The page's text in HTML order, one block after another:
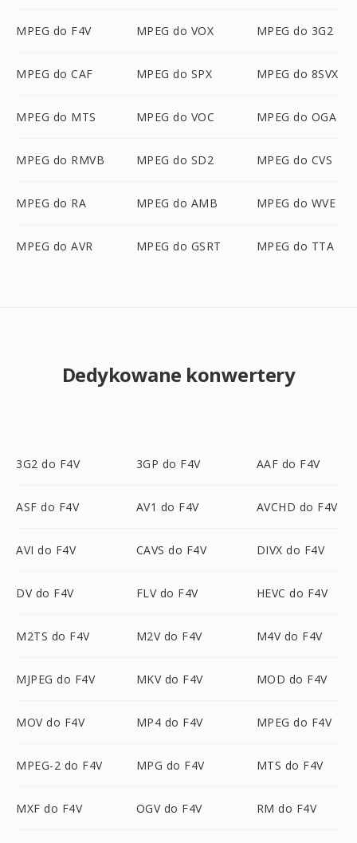
MPEG do F4V MPEG do VOX MPEG do 3G2
MPEG do CAF MPEG do SPX MPEG do 8SVX
MPEG do MTS MPEG do VOC MPEG do OGA
MPEG do RMVB MPEG do SD2 MPEG do CVS
MPEG do RA MPEG do AMB MPEG do WVE
MPEG do AVR MPEG do GSRT MPEG do TTA
Dedykowane konwertery
3G2 do F4V 3GP do F4V AAF do F4V
ASF do F4V AV1 do F4V AVCHD do F4V
AVI do F4V CAVS do F4V DIVX do F4V
DV do F4V FLV do F4V HEVC do F4V
M2TS do F4V M2V do F4V M4V do F4V
MJPEG do F4V MKV do F4V MOD do F4V
MOV do F4V MP4 do F4V MPEG do F4V
MPEG-2 do F4V MPG do F4V MTS do F4V
MXF do F4V OGV do F4V RM do F4V